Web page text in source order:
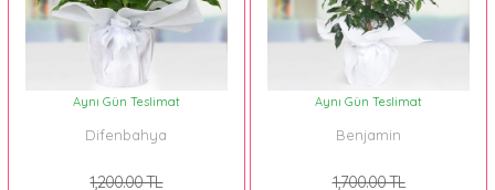
Aynı Gün Teslimat
Difenbahya
1,200.00 TL
Aynı Gün Teslimat
Benjamin
1,700.00 TL